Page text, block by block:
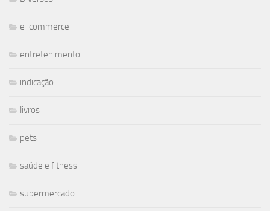
e-commerce
entretenimento
indicação
livros
pets
saúde e fitness
supermercado